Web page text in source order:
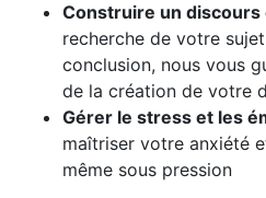
Construire un discours
recherche de votre
conclusion, nous vous
de la création de votre
Gérer le stress et les
maîtriser votre anxiété
même sous pression